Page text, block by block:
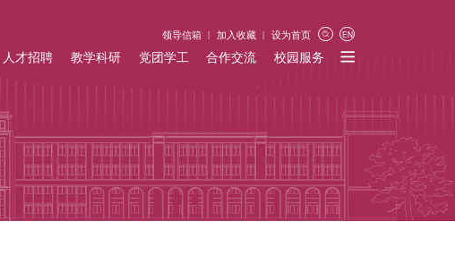
领导信箱 加入收藏 设为首页 EN
人才招聘 教学科研 党团学工 合作交流 校园服务